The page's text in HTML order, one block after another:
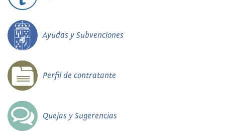
Ayudas y Subvenciones
Perfil de contratante
Quejas y Sugerencias